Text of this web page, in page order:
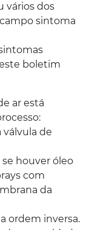
vários dos
sintoma
boletim
ar está
válvula de
se houver óleo
com
da
ordem inversa.